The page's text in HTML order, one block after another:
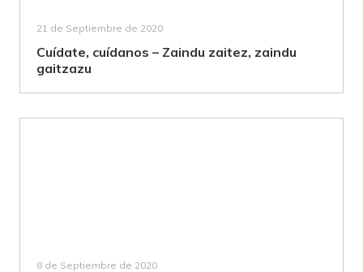
21 de Septiembre de 2020
Cuídate, cuídanos – Zaindu zaitez, zaindu
gaitzazu
8 de Septiembre de 2020